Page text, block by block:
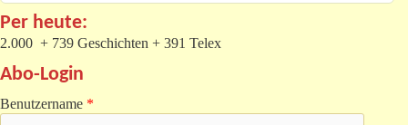
Per heute:
2.000 + 739 Geschichten + 391 Telex
Abo-Login
Benutzername *